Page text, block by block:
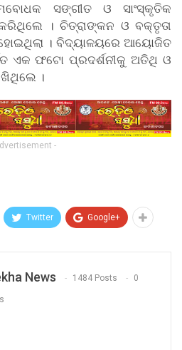
ସଙ୍ଗୀତ ଓ ସାଂସ୍କୃତିକ
। ଚିତ୍ରାଙ୍କନ ଓ ବକ୍ତୃତା
। ବିଦ୍ୟାଳୟରେ ଆୟୋଜିତ
ଏକ ଫଟୋ ପ୍ରଦର୍ଶନୀକୁ ଅତିଥି ଓ
।
-
Twitter Google+
News 1484 Posts 0